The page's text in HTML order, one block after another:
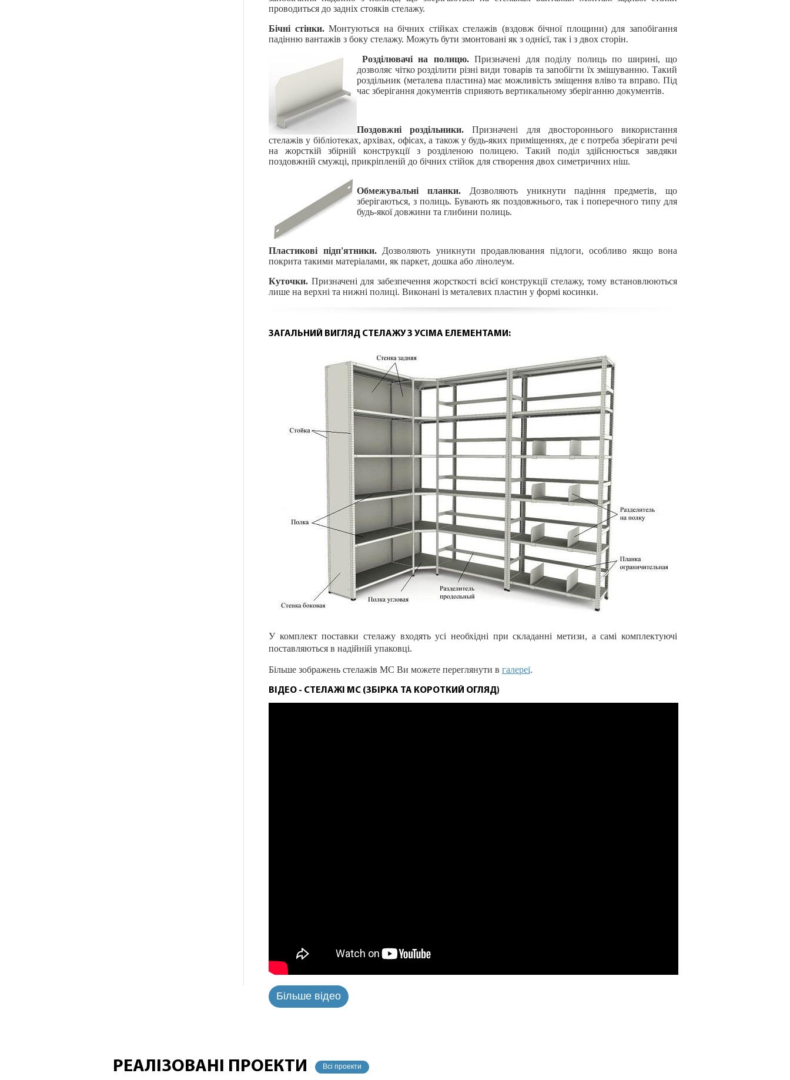
проводиться до задніх стояків стелажу.
Бічні стінки.Монтуються на бічних стійках стелажів (вздовж бічної площини) для запобігання
падінню вантажів з боку стелажу. Можуть бути змонтовані як з однієї, так і з двох сторін.
Розділювачі на полицю.Призначені для поділу полиць по ширині, що
дозволяє чітко розділити різні види товарів та запобігти їх змішуванню. Такий
роздільник (металева пластина) має можливість зміщення вліво та вправо. Під
час зберігання документів сприяють вертикальному зберіганню документів.
Поздовжні роздільники. Призначені для двостороннього використання
стелажів у бібліотеках, архівах, офісах, а також у будь-яких приміщеннях, де є потреба зберігати речі
на жорсткій збірній конструкції з розділеною полицею. Такий поділ здійснюється завдяки
поздовжній смужці, прикріпленій до бічних стійок для створення двох симетричних ніш.
Обмежувальні планки.Дозволяють уникнути падіння предметів, що
зберігаються, з полиць. Бувають як поздовжнього, так і поперечного типу для
будь-якої довжини та глибини полиць.
Пластикові підп'ятники. Дозволяють уникнути продавлювання підлоги, особливо якщо вона
покрита такими матеріалами, як паркет, дошка або лінолеум.
Куточки. Призначені для забезпечення жорсткості всієї конструкції стелажу, тому встановлюються
лише на верхні та нижні полиці. Виконані із металевих пластин у формі косинки.
ЗАГАЛЬНИЙ ВИГЛЯД СТЕЛАЖУ З УСІМА ЕЛЕМЕНТАМИ:
У комплект поставки стелажу входять усі необхідні при складанні метизи, а самі комплектуючі
поставляються в надійній упаковці.
Більше зображень стелажів МС Ви можете переглянути в галереї.
ВІДЕО - СТЕЛАЖІ МС (ЗБІРКА ТА КОРОТКИЙ ОГЛЯД)
Більше відео
РЕАЛІЗОВАНІ ПРОЕКТИ Всі проекти